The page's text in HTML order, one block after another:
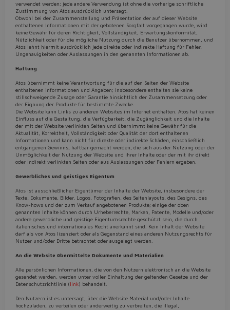
Do you want to leave the
configurator?
The running selection will be
lost.
Yes No
verwendet werden; jede andere Verwendung ist ohne die vorherige schriftliche
Zustimmung von Atos ausdrücklich untersagt.
Obwohl bei der Zusammenstellung und Präsentation der auf dieser Website
enthaltenen Informationen mit der gebotenen Sorgfalt vorgegangen wurde, wird
keine Gewähr für deren Richtigkeit, Vollständigkeit, Erwartungskonformität,
Nützlichkeit oder für die mögliche Nutzung durch die Benutzer übernommen, und
Atos lehnt hiermit ausdrücklich jede direkte oder indirekte Haftung für Fehler,
Ungenauigkeiten oder Auslassungen in den genannten Informationen ab.
Haftung
Atos übernimmt keine Verantwortung für die auf den Seiten der Website
enthaltenen Informationen und Angaben; insbesondere enthalten sie keine
stillschweigende Zusage oder Garantie hinsichtlich der Zusammensetzung oder
der Eignung der Produkte für bestimmte Zwecke.
Die Website kann Links zu anderen Websites im Internet enthalten. Atos hat keinen
Einfluss auf die Gestaltung, die Verfügbarkeit, die Zugänglichkeit und die Inhalte
der mit der Website verlinkten Seiten und übernimmt keine Gewähr für die
Aktualität, Korrektheit, Vollständigkeit oder Qualität der dort enthaltenen
Informationen und kann nicht für direkte oder indirekte Schäden, einschließlich
entgangenen Gewinns, haftbar gemacht werden, die sich aus der Nutzung oder der
Unmöglichkeit der Nutzung der Website und ihrer Inhalte oder der mit ihr direkt
oder indirekt verlinkten Seiten oder aus Auslassungen oder Fehlern ergeben.
Gewerbliches und geistiges Eigentum
Atos ist ausschließlicher Eigentümer der Inhalte der Website, insbesondere der
Texte, Dokumente, Bilder, Logos, Fotografien, des Seitenlayouts, des Designs, des
Know-hows und der zum Verkauf angebotenen Produkte; einige der oben
genannten Inhalte können durch Urheberrechte, Marken, Patente, Modelle und/oder
andere gewerbliche und geistige Eigentumsrechte geschützt sein, die durch
italienisches und internationales Recht anerkannt sind. Kein Inhalt der Website
darf als von Atos lizenziert oder als Gegenstand eines anderen Nutzungsrechts für
Nutzer und/oder Dritte betrachtet oder ausgelegt werden.
An die Website übermittelte Dokumente und Materialien
Alle persönlichen Informationen, die von den Nutzern elektronisch an die Website
gesendet werden, werden unter voller Einhaltung der geltenden Gesetze und der
Datenschutzrichtlinie (link) behandelt.
Den Nutzern ist es untersagt, über die Website Material und/oder Inhalte
hochzuladen, zu verteilen oder anderweitig zu verbreiten, die illegal,